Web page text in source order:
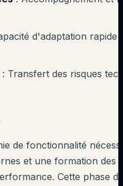
d'adaptation rapide
: Transfert des risques
de fonctionnalité
et une formation des
Cette phase